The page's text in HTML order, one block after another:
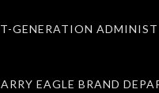
GENERATION
EAGLE BRAND